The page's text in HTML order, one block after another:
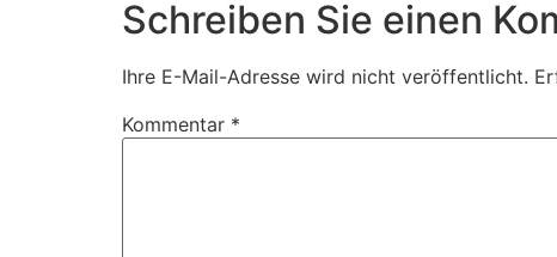
Schreiben Sie einen
Ihre E-Mail-Adresse wird nicht veröffentlicht.
Kommentar *